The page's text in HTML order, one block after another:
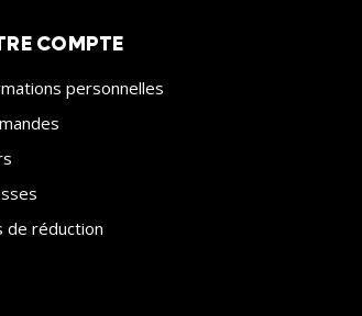
COMPTE
personnelles
de réduction